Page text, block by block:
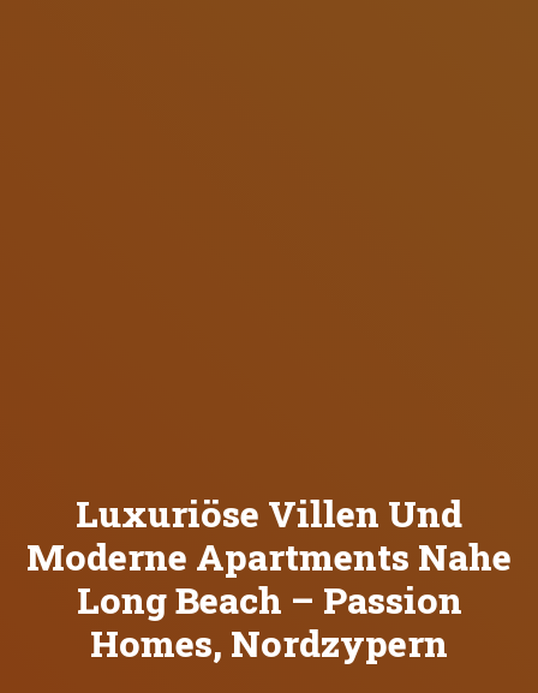
Luxuriöse Villen Und
Moderne Apartments Nahe
Long Beach – Passion
Homes, Nordzypern